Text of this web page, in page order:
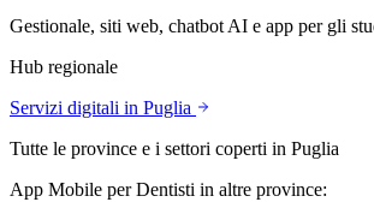
Gestionale, siti web, chatbot AI e app per gli
Hub regionale
Servizi digitali in Puglia
Tutte le province e i settori coperti in Puglia
App Mobile per Dentisti in altre province: